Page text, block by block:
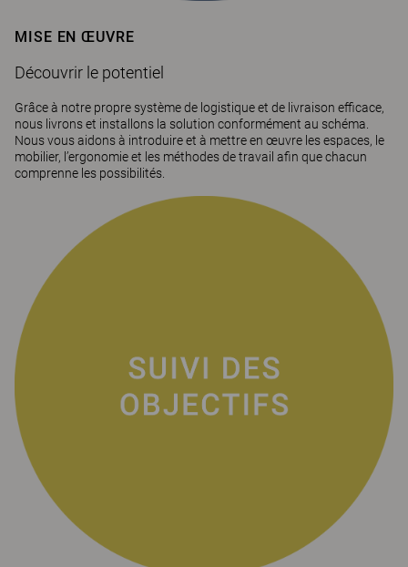
MISE EN ŒUVRE
Découvrir le potentiel
Grâce à notre propre système de logistique et de livraison efficace,
nous livrons et installons la solution conformément au schéma.
Nous vous aidons à introduire et à mettre en œuvre les espaces, le
mobilier, l’ergonomie et les méthodes de travail afin que chacun
comprenne les possibilités.